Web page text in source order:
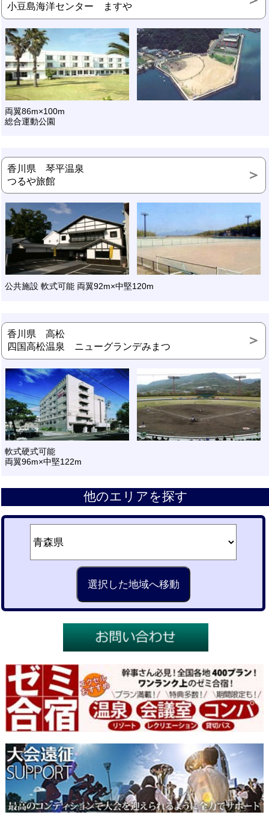
小豆島海洋センター ますや
両翼86m×100m
総合運動公園
香川県 琴平温泉
つるや旅館
公共施設 軟式可能 両翼92m×中堅120m
香川県 高松
四国高松温泉 ニューグランデみまつ
軟式硬式可能
両翼96m×中堅122m
他のエリアを探す